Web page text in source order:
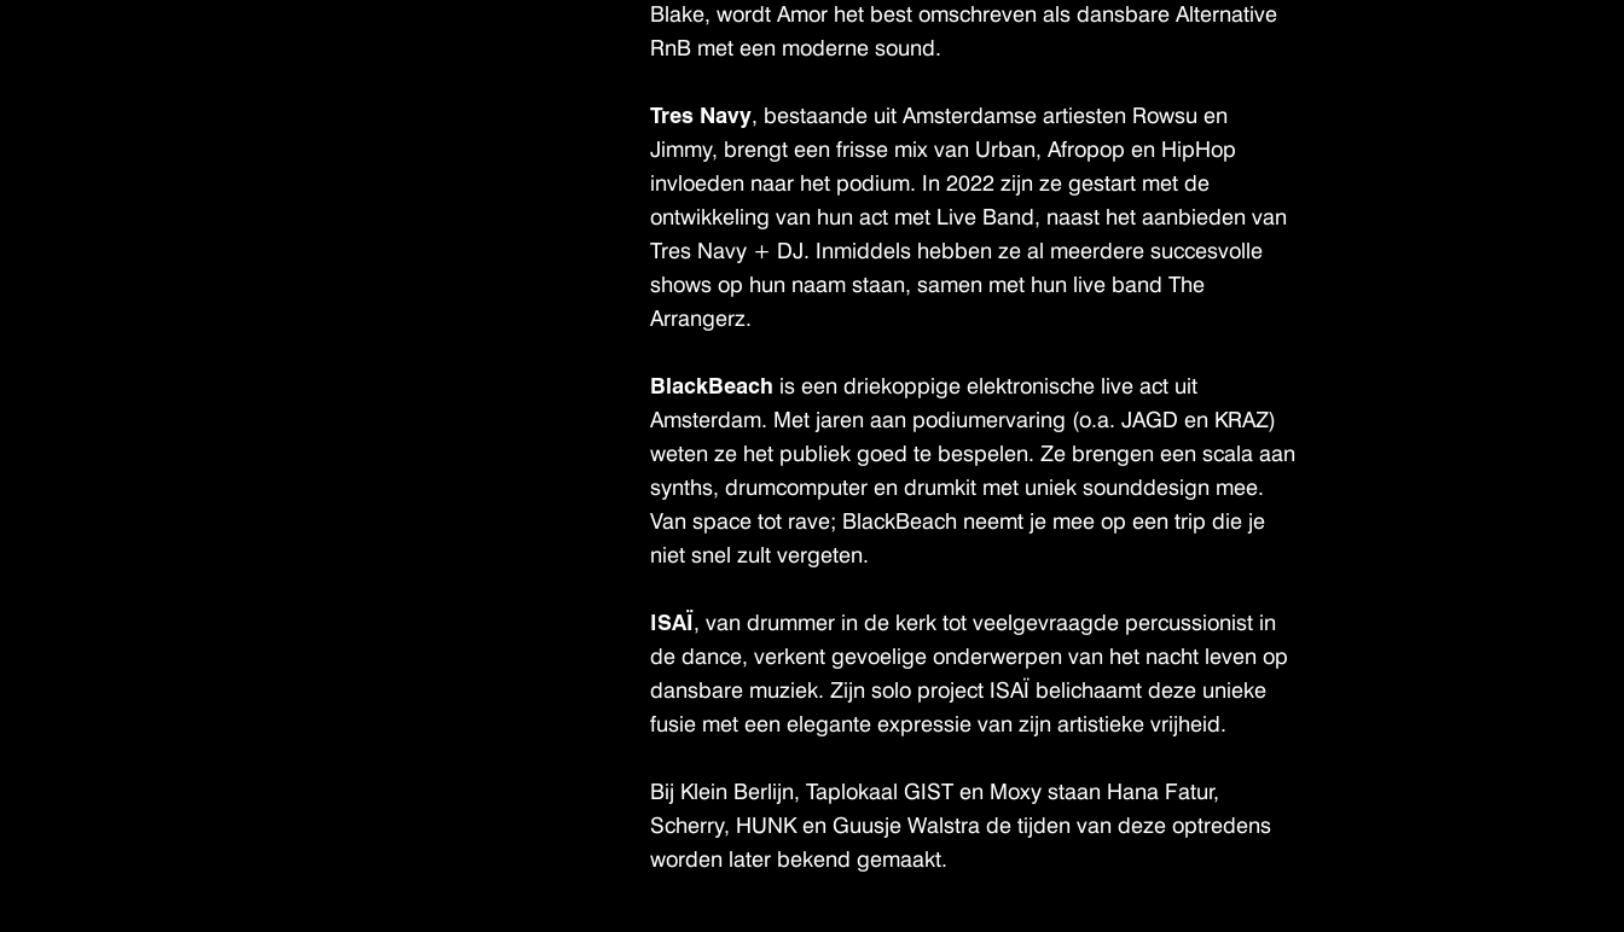
Blake, wordt Amor het best omschreven als dansbare Alternative
RnB met een moderne sound.
Tres Navy, bestaande uit Amsterdamse artiesten Rowsu en
Jimmy, brengt een frisse mix van Urban, Afropop en HipHop
invloeden naar het podium. In 2022 zijn ze gestart met de
ontwikkeling van hun act met Live Band, naast het aanbieden van
Tres Navy + DJ. Inmiddels hebben ze al meerdere succesvolle
shows op hun naam staan, samen met hun live band The
Arrangerz.
BlackBeach is een driekoppige elektronische live act uit
Amsterdam. Met jaren aan podiumervaring (o.a. JAGD en KRAZ)
weten ze het publiek goed te bespelen. Ze brengen een scala aan
synths, drumcomputer en drumkit met uniek sounddesign mee.
Van space tot rave; BlackBeach neemt je mee op een trip die je
niet snel zult vergeten.
ISAÏ, van drummer in de kerk tot veelgevraagde percussionist in
de dance, verkent gevoelige onderwerpen van het nacht leven op
dansbare muziek. Zijn solo project ISAÏ belichaamt deze unieke
fusie met een elegante expressie van zijn artistieke vrijheid.
Bij Klein Berlijn, Taplokaal GIST en Moxy staan Hana Fatur,
Scherry, HUNK en Guusje Walstra de tijden van deze optredens
worden later bekend gemaakt.